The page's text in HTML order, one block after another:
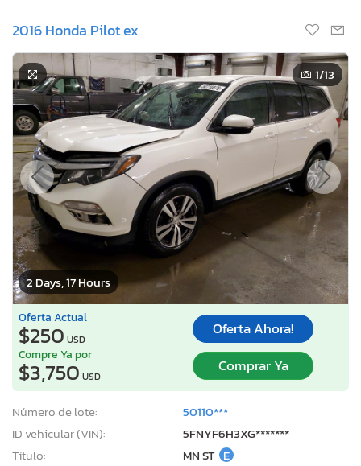
2016 Honda Pilot ex
2 Days, 17 Hours
1/13
Oferta Actual
$250 USD
Oferta Ahora!
Compre Ya por
$3,750 USD
Comprar Ya
Número de lote:
50110***
ID vehicular (VIN):
5FNYF6H3XG*******
Título:
MN ST E